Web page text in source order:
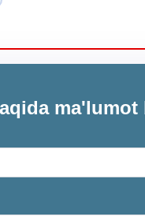
ma'lumot